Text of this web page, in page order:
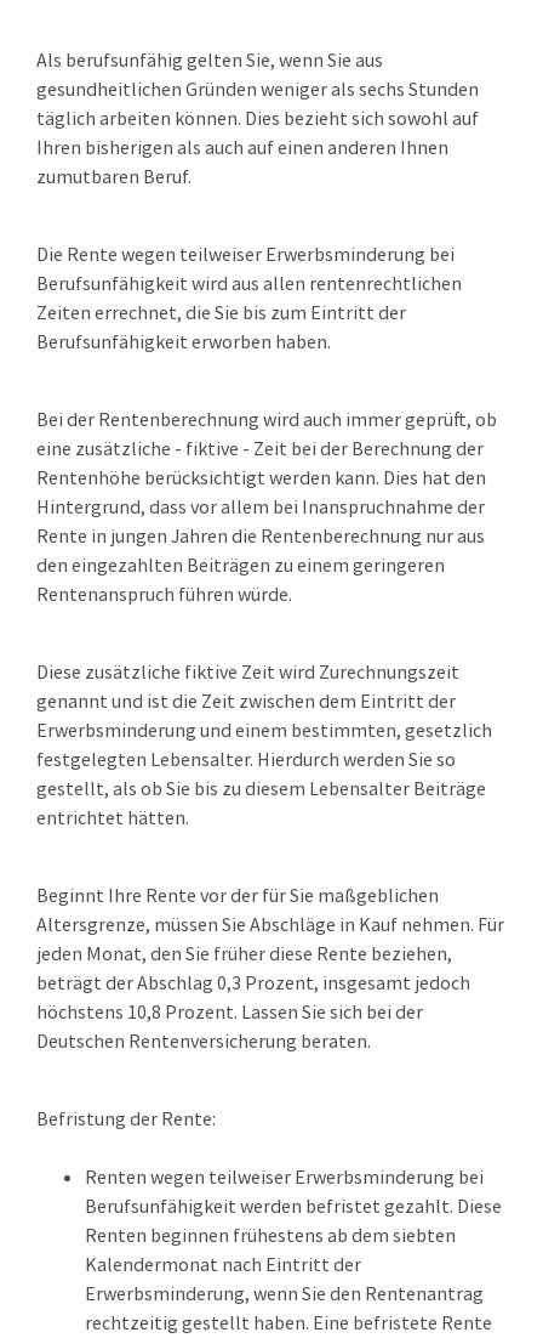
Als berufsunfähig gelten Sie, wenn Sie aus
gesundheitlichen Gründen weniger als sechs Stunden
täglich arbeiten können. Dies bezieht sich sowohl auf
Ihren bisherigen als auch auf einen anderen Ihnen
zumutbaren Beruf.
Die Rente wegen teilweiser Erwerbsminderung bei
Berufsunfähigkeit wird aus allen rentenrechtlichen
Zeiten errechnet, die Sie bis zum Eintritt der
Berufsunfähigkeit erworben haben.
Bei der Rentenberechnung wird auch immer geprüft, ob
eine zusätzliche - fiktive - Zeit bei der Berechnung der
Rentenhöhe berücksichtigt werden kann. Dies hat den
Hintergrund, dass vor allem bei Inanspruchnahme der
Rente in jungen Jahren die Rentenberechnung nur aus
den eingezahlten Beiträgen zu einem geringeren
Rentenanspruch führen würde.
Diese zusätzliche fiktive Zeit wird Zurechnungszeit
genannt und ist die Zeit zwischen dem Eintritt der
Erwerbsminderung und einem bestimmten, gesetzlich
festgelegten Lebensalter. Hierdurch werden Sie so
gestellt, als ob Sie bis zu diesem Lebensalter Beiträge
entrichtet hätten.
Beginnt Ihre Rente vor der für Sie maßgeblichen
Altersgrenze, müssen Sie Abschläge in Kauf nehmen. Für
jeden Monat, den Sie früher diese Rente beziehen,
beträgt der Abschlag 0,3 Prozent, insgesamt jedoch
höchstens 10,8 Prozent. Lassen Sie sich bei der
Deutschen Rentenversicherung beraten.
Befristung der Rente:
Renten wegen teilweiser Erwerbsminderung bei
Berufsunfähigkeit werden befristet gezahlt. Diese
Renten beginnen frühestens ab dem siebten
Kalendermonat nach Eintritt der
Erwerbsminderung, wenn Sie den Rentenantrag
rechtzeitig gestellt haben. Eine befristete Rente